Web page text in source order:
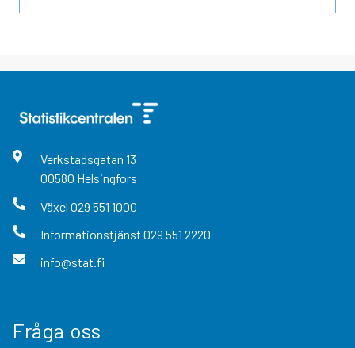
Verkstadsgatan 13
00580 Helsingfors
Växel 029 551 1000
Informationstjänst 029 551 2220
info@stat.fi
Fråga oss